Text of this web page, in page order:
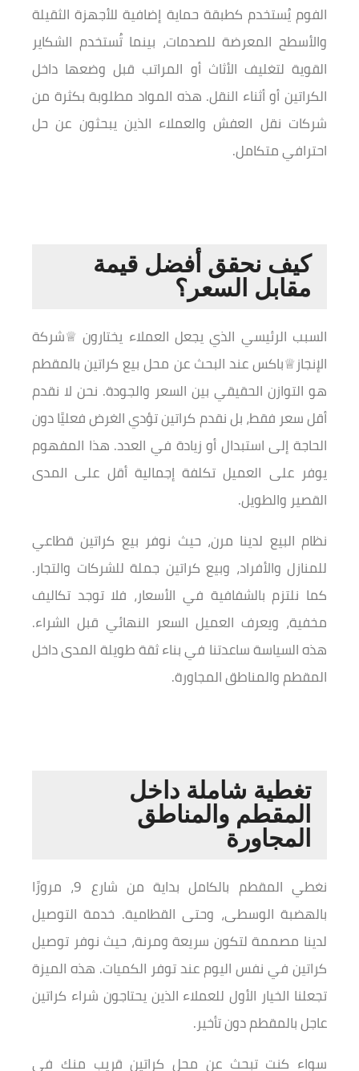
الفوم يُستخدم كطبقة حماية إضافية للأجهزة الثقيلة
والأسطح المعرضة للصدمات، بينما تُستخدم الشكاير
القوية لتغليف الأثاث أو المراتب قبل وضعها داخل
الكراتين أو أثناء النقل. هذه المواد مطلوبة بكثرة من
شركات نقل العفش والعملاء الذين يبحثون عن حل
احترافي متكامل.
كيف نحقق أفضل قيمة
مقابل السعر؟
السبب الرئيسي الذي يجعل العملاء يختارون ♕شركة
الإنجاز♕باكس عند البحث عن محل بيع كراتين بالمقطم
هو التوازن الحقيقي بين السعر والجودة. نحن لا نقدم
أقل سعر فقط، بل نقدم كراتين تؤدي الغرض فعليًا دون
الحاجة إلى استبدال أو زيادة في العدد. هذا المفهوم
يوفر على العميل تكلفة إجمالية أقل على المدى
القصير والطويل.
نظام البيع لدينا مرن، حيث نوفر بيع كراتين قطاعي
للمنازل والأفراد، وبيع كراتين جملة للشركات والتجار.
كما نلتزم بالشفافية في الأسعار، فلا توجد تكاليف
مخفية، ويعرف العميل السعر النهائي قبل الشراء.
هذه السياسة ساعدتنا في بناء ثقة طويلة المدى داخل
المقطم والمناطق المجاورة.
تغطية شاملة داخل
المقطم والمناطق
المجاورة
نغطي المقطم بالكامل بداية من شارع 9، مرورًا
بالهضبة الوسطى، وحتى القطامية. خدمة التوصيل
لدينا مصممة لتكون سريعة ومرنة، حيث نوفر توصيل
كراتين في نفس اليوم عند توفر الكميات. هذه الميزة
تجعلنا الخيار الأول للعملاء الذين يحتاجون شراء كراتين
عاجل بالمقطم دون تأخير.
سواء كنت تبحث عن محل كراتين قريب منك في